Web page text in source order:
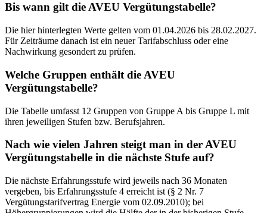
Bis wann gilt die AVEU Vergütungstabelle?
Die hier hinterlegten Werte gelten vom 01.04.2026 bis 28.02.2027.
Für Zeiträume danach ist ein neuer Tarifabschluss oder eine
Nachwirkung gesondert zu prüfen.
Welche Gruppen enthält die AVEU
Vergütungstabelle?
Die Tabelle umfasst 12 Gruppen von Gruppe A bis Gruppe L mit
ihren jeweiligen Stufen bzw. Berufsjahren.
Nach wie vielen Jahren steigt man in der AVEU
Vergütungstabelle in die nächste Stufe auf?
Die nächste Erfahrungsstufe wird jeweils nach 36 Monaten
vergeben, bis Erfahrungsstufe 4 erreicht ist (§ 2 Nr. 7
Vergütungstarifvertrag Energie vom 02.09.2010); bei